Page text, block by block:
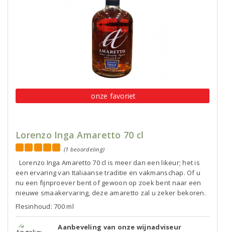
onze favoriet
Lorenzo Inga Amaretto 70 cl
(1 beoordeling)
Lorenzo Inga Amaretto 70 cl is meer dan een likeur; het is
een ervaring van Italiaanse traditie en vakmanschap. Of u
nu een fijnproever bent of gewoon op zoek bent naar een
nieuwe smaakervaring, deze amaretto zal u zeker bekoren.
Flesinhoud: 700 ml
Aanbeveling van onze wijnadviseur